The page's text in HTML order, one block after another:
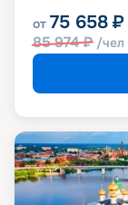
от 75 658 ₽
85 974₽ /чел